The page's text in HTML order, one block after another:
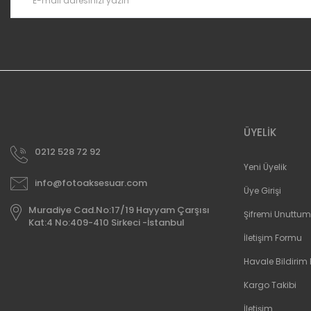
0212 528 72 92
info@fotoaksesuar.com
Muradiye Cad.No:17/19 Hayyam Çarşısı
Kat:4 No:409-410 Sirkeci -İstanbul
ÜYELİK
Yeni Üyelik
Üye Girişi
Şifremi Unuttum
İletişim Formu
Havale Bildirim
Kargo Takibi
İletişim